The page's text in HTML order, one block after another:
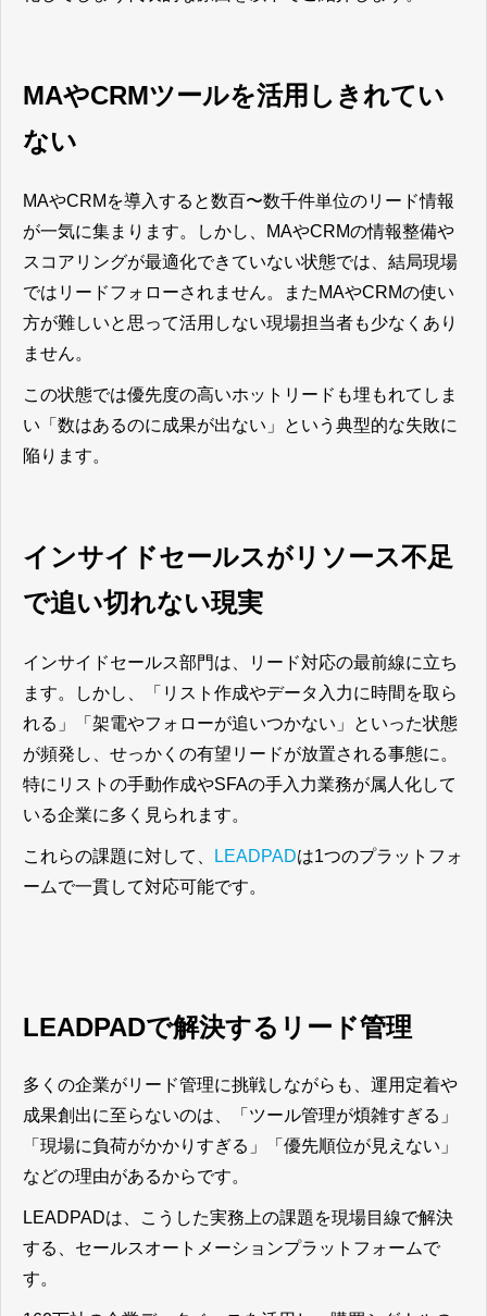
MAやCRMツールを活用しきれてい
ない
MAやCRMを導入すると数百〜数千件単位のリード情報
が一気に集まります。しかし、MAやCRMの情報整備や
スコアリングが最適化できていない状態では、結局現場
ではリードフォローされません。またMAやCRMの使い
方が難しいと思って活用しない現場担当者も少なくあり
ません。
この状態では優先度の高いホットリードも埋もれてしま
い「数はあるのに成果が出ない」という典型的な失敗に
陥ります。
インサイドセールスがリソース不足
で追い切れない現実
インサイドセールス部門は、リード対応の最前線に立ち
ます。しかし、「リスト作成やデータ入力に時間を取ら
れる」「架電やフォローが追いつかない」といった状態
が頻発し、せっかくの有望リードが放置される事態に。
特にリストの手動作成やSFAの手入力業務が属人化して
いる企業に多く見られます。
これらの課題に対して、 LEADPADは1つのプラットフォ
ームで一貫して対応可能です。
LEADPADで解決するリード管理
多くの企業がリード管理に挑戦しながらも、運用定着や
成果創出に至らないのは、「ツール管理が煩雑すぎる」
「現場に負荷がかかりすぎる」「優先順位が見えない」
などの理由があるからです。
LEADPADは、こうした実務上の課題を現場目線で解決
する、セールスオートメーションプラットフォームで
す。